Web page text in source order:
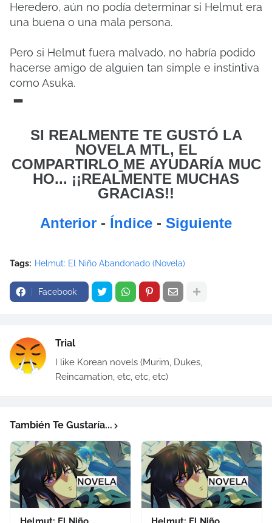
Heredero, aún no podía determinar si Helmut era
una buena o una mala persona.
Pero si Helmut fuera malvado, no habría podido
hacerse amigo de alguien tan simple e instintiva
como Asuka.
-
SI REALMENTE TE GUSTÓ LA
NOVELA MTL, EL
COMPARTIRLO ME AYUDARÍA MUC
HO... ¡¡REALMENTE MUCHAS
GRACIAS!!
Anterior - Índice - Siguiente
Tags: Helmut: El Niño Abandonado (Novela)
Facebook
Trial
I like Korean novels (Murim, Dukes,
Reincarnation, etc, etc, etc)
También Te Gustaría...